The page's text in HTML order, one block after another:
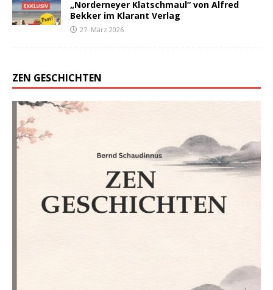
„Norderneyer Klatschmaul“ von Alfred
Bekker im Klarant Verlag
27. März 2026
ZEN GESCHICHTEN